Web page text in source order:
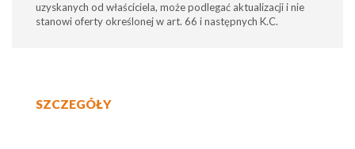
uzyskanych od właściciela, może podlegać aktualizacji i nie
stanowi oferty określonej w art. 66 i następnych K.C.
SZCZEGÓŁY